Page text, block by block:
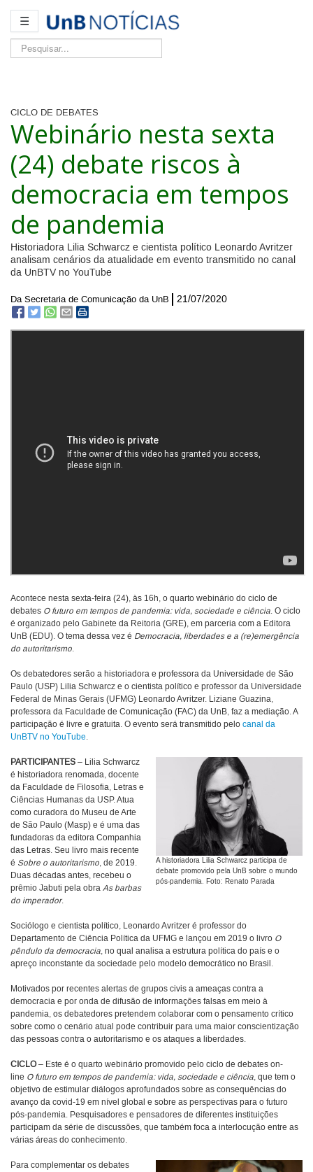
☰
Pesquisar...
CICLO DE DEBATES
Webinário nesta sexta
(24) debate riscos à
democracia em tempos
de pandemia
Historiadora Lilia Schwarcz e cientista político Leonardo Avritzer
analisam cenários da atualidade em evento transmitido no canal
da UnBTV no YouTube
Da Secretaria de Comunicação da UnB 21/07/2020
Acontece nesta sexta-feira (24), às 16h, o quarto webinário do ciclo de
debates O futuro em tempos de pandemia: vida, sociedade e ciência. O ciclo
é organizado pelo Gabinete da Reitoria (GRE), em parceria com a Editora
UnB (EDU). O tema dessa vez é Democracia, liberdades e a (re)emergência
do autoritarismo.
Os debatedores serão a historiadora e professora da Universidade de São
Paulo (USP) Lilia Schwarcz e o cientista político e professor da Universidade
Federal de Minas Gerais (UFMG) Leonardo Avritzer. Liziane Guazina,
professora da Faculdade de Comunicação (FAC) da UnB, faz a mediação. A
participação é livre e gratuita. O evento será transmitido pelo canal da
UnBTV no YouTube.
A historiadora Lilia Schwarcz participa de
debate promovido pela UnB sobre o mundo
pós-pandemia. Foto: Renato Parada
PARTICIPANTES – Lilia Schwarcz
é historiadora renomada, docente
da Faculdade de Filosofia, Letras e
Ciências Humanas da USP. Atua
como curadora do Museu de Arte
de São Paulo (Masp) e é uma das
fundadoras da editora Companhia
das Letras. Seu livro mais recente
é Sobre o autoritarismo, de 2019.
Duas décadas antes, recebeu o
prêmio Jabuti pela obra As barbas
do imperador.
Sociólogo e cientista político, Leonardo Avritzer é professor do
Departamento de Ciência Política da UFMG e lançou em 2019 o livro O
pêndulo da democracia, no qual analisa a estrutura política do país e o
apreço inconstante da sociedade pelo modelo democrático no Brasil.
Motivados por recentes alertas de grupos civis a ameaças contra a
democracia e por onda de difusão de informações falsas em meio à
pandemia, os debatedores pretendem colaborar com o pensamento crítico
sobre como o cenário atual pode contribuir para uma maior conscientização
das pessoas contra o autoritarismo e os ataques a liberdades.
CICLO– Este é o quarto webinário promovido pelo ciclo de debates on-
line O futuro em tempos de pandemia: vida, sociedade e ciência, que tem o
objetivo de estimular diálogos aprofundados sobre as consequências do
avanço da covid-19 em nível global e sobre as perspectivas para o futuro
pós-pandemia. Pesquisadores e pensadores de diferentes instituições
participam da série de discussões, que também foca a interlocução entre as
várias áreas do conhecimento.
Para complementar os debates